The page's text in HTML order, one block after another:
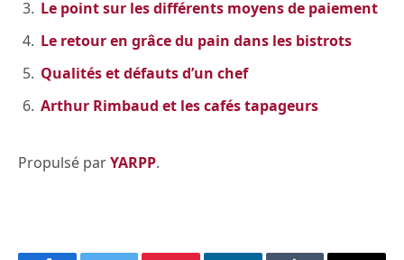
Le point sur les différents moyens de paiement
Le retour en grâce du pain dans les bistrots
Qualités et défauts d’un chef
Arthur Rimbaud et les cafés tapageurs
Propulsé parYARPP.